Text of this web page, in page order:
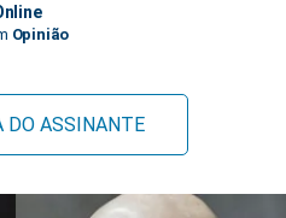
Opinião
DO ASSINANTE